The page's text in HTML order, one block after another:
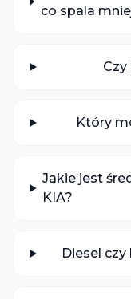
co spala
Który
Jakie jest
KIA?
Diesel czy